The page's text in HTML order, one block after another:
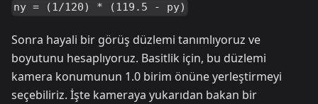
ny = (1/120) * (119.5 - py)
Sonra hayali bir görüş düzlemi tanımlıyoruz ve
boyutunu hesaplıyoruz. Basitlik için, bu düzlemi
kamera konumunun 1.0 birim önüne yerleştirmeyi
seçebiliriz. İşte kameraya yukarıdan bakan bir